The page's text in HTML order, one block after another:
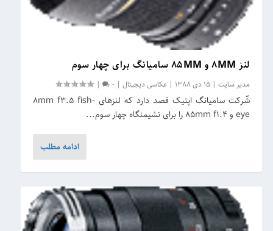
لنز 8MM و 85MM سامیانگ برای چهار سوم
مدیر سایت |15 دی 1388 |عکاسی دیجیتال |
0
|
شّرکت سامیانگ اپتیک قصد دارد که لنزهای 8mm f3.5 fish-
eye و 85mm f1.4 را برای نشیمنگاه چهار سوم...
ادامه مطلب